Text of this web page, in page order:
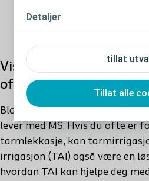
tillat
Tillat alle
Detaljer
Visste du at blære- og
ofte henger sammen
Blære- og tarmproblemer går
lever med MS. Hvis du ofte er
tarmlekkasje, kan
irrigasjon (TAI) også være en
hvordan TAI kan hjelpe deg